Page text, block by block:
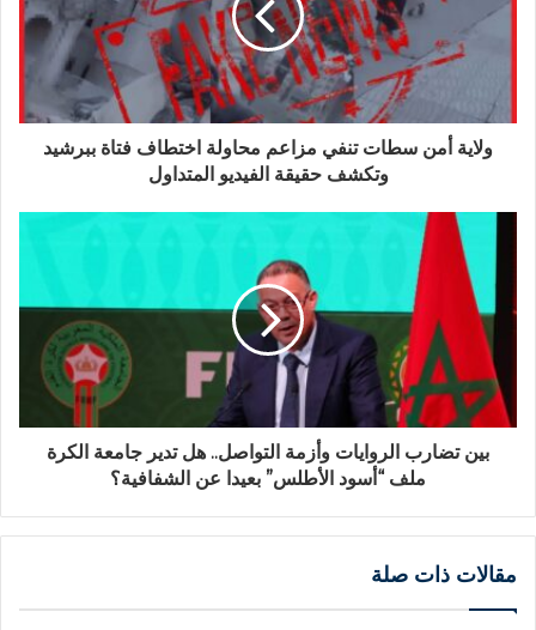
ولاية أمن سطات تنفي مزاعم محاولة اختطاف فتاة ببرشيد
وتكشف حقيقة الفيديو المتداول
بين تضارب الروايات وأزمة التواصل.. هل تدير جامعة الكرة
ملف “أسود الأطلس” بعيدا عن الشفافية؟
مقالات ذات صلة